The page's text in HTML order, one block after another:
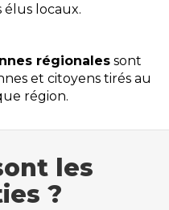
élus locaux.
régionales sont
et citoyens tirés au
région.
les
?